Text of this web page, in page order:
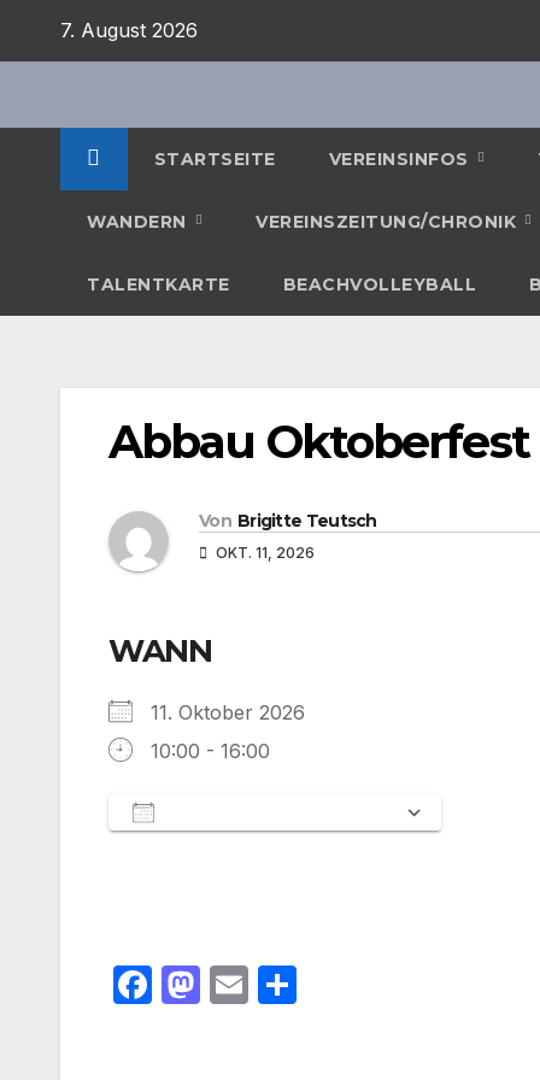
7. August 2026
STARTSEITE VEREINSINFOS
WANDERN VEREINSZEITUNG/CHRONIK
TALENTKARTE BEACHVOLLEYBALL
Abbau Oktoberfest
Von Brigitte Teutsch
OKT. 11, 2026
WANN
11. Oktober 2026
10:00 - 16:00
F
M E